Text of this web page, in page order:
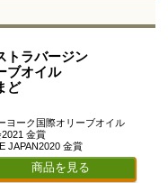
トラバージン
ブオイル
ど
ヨーク国際オリーブオイル
金賞
JAPAN2020 金賞
商品を見る